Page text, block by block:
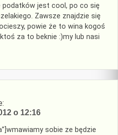
podatków jest cool, po co się
Zawsze znajdzie się
powie że to wina kogoś
za to beknie :)my lub nasi
o 12:16
sobie ze będzie